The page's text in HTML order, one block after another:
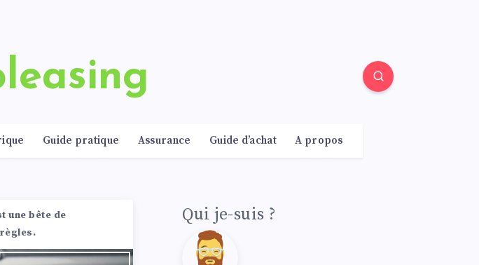
Guide pratique Assurance Guide d’achat A propos
une bête de
Qui je-suis ?